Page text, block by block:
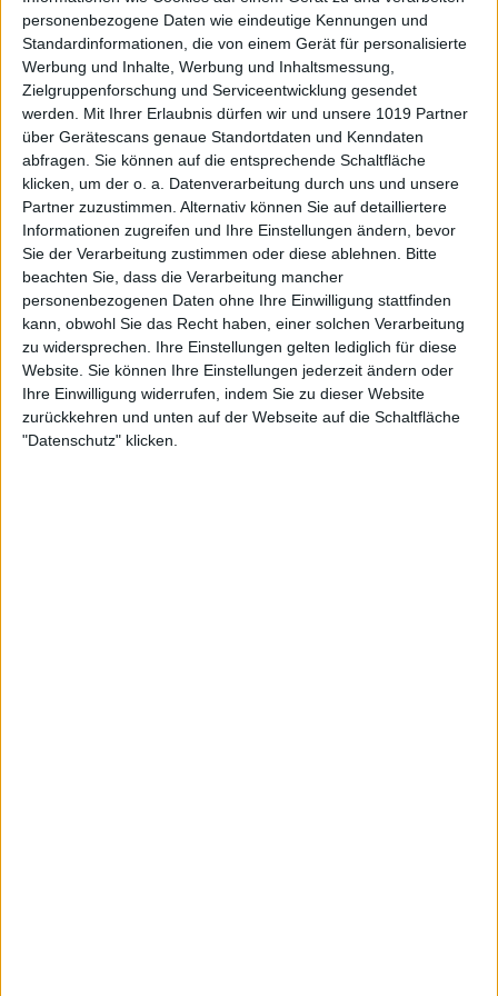
personenbezogene Daten wie eindeutige Kennungen und
Standardinformationen, die von einem Gerät für personalisierte
Werbung und Inhalte, Werbung und Inhaltsmessung,
Zielgruppenforschung und Serviceentwicklung gesendet
werden.
Mit Ihrer Erlaubnis dürfen wir und unsere 1019 Partner
über Gerätescans genaue Standortdaten und Kenndaten
abfragen. Sie können auf die entsprechende Schaltfläche
klicken, um der o. a. Datenverarbeitung durch uns und unsere
Partner zuzustimmen. Alternativ können Sie auf detailliertere
Informationen zugreifen und Ihre Einstellungen ändern, bevor
Sie der Verarbeitung zustimmen oder diese ablehnen.
Bitte
beachten Sie, dass die Verarbeitung mancher
personenbezogenen Daten ohne Ihre Einwilligung stattfinden
kann, obwohl Sie das Recht haben, einer solchen Verarbeitung
zu widersprechen. Ihre Einstellungen gelten lediglich für diese
Website. Sie können Ihre Einstellungen jederzeit ändern oder
Ihre Einwilligung widerrufen, indem Sie zu dieser Website
zurückkehren und unten auf der Webseite auf die Schaltfläche
"Datenschutz" klicken.